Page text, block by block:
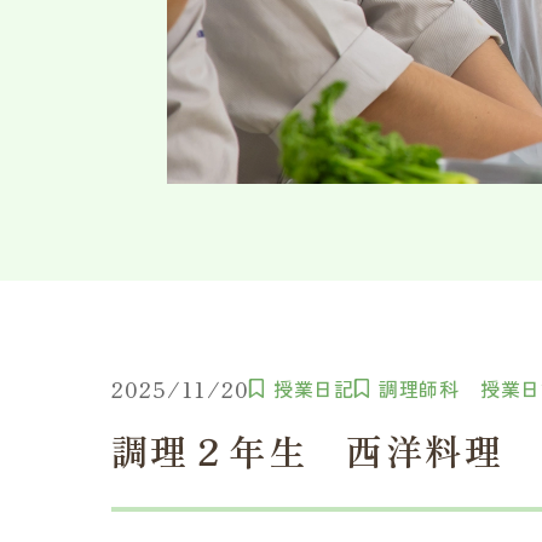
2025/11/20 授業日記 調理師科 授業
調理２年生 西洋料理